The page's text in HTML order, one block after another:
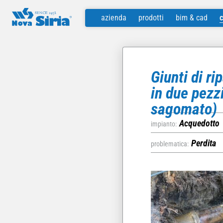
azienda prodotti bim & cad
Giunti di
in due
sagomato)
impianto: Acquedotto
problematica: Perdita
Nova Siria srl via Marconi 4–6 — 10060 Roletto – TO +39 0121 342256
/home/a0129/